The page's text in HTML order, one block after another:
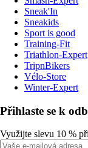
Sneak'In
Sneakids
Sport is good
Training-Fit
Triathlon-Expert
TripnBikers
Vélo-Store
Winter-Expert
Přihlaste se k
Využijte slevu 10 %